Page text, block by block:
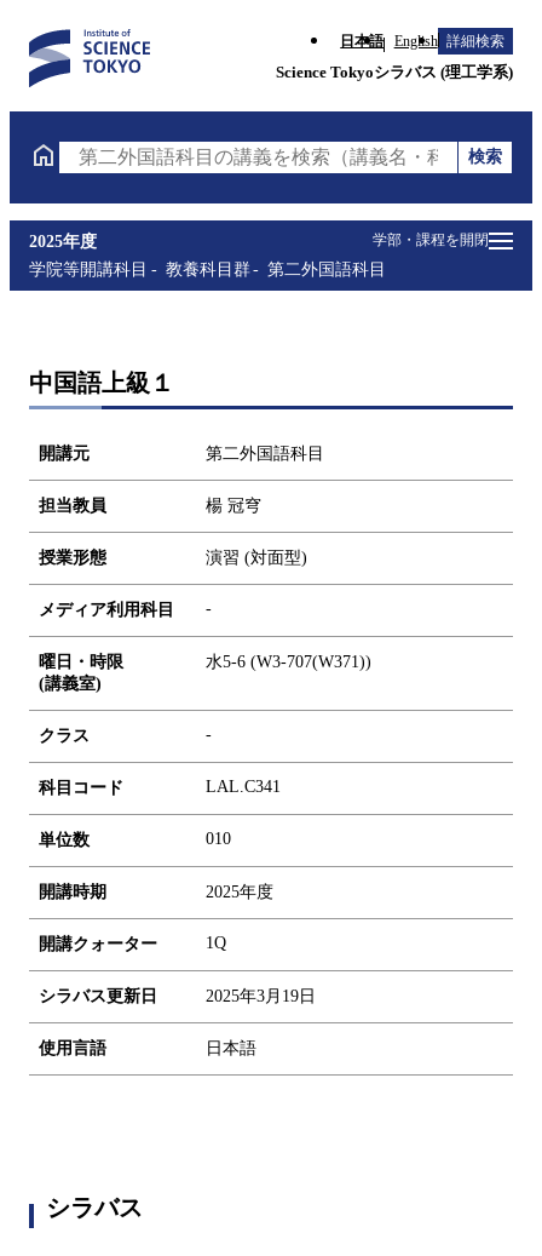
日本語 English 詳細検索
Science Tokyoシラバス (理工学系)
第二外国語科目の講義を検索（講義名・科目コード・
検索
学部・課程を開閉
2025年度
学院等開講科目
教養科目群 第二外国語科目
中国語上級１
開講元 第二外国語科目
担当教員 楊 冠穹
授業形態 演習 (対面型)
メディア利用科目 -
曜日・時限
(講義室)
水5-6 (W3-707(W371))
クラス -
科目コード LAL.C341
単位数 010
開講時期 2025年度
開講クォーター 1Q
シラバス更新日 2025年3月19日
使用言語 日本語
シラバス